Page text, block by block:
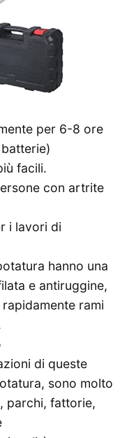
per 6-8 ore
facili.
con artrite
i lavori di
hanno una
e antiruggine,
rami
di queste
sono molto
parchi, fattorie,